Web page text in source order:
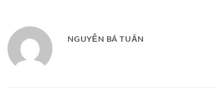
NGUYỄN BÁ TUẤN